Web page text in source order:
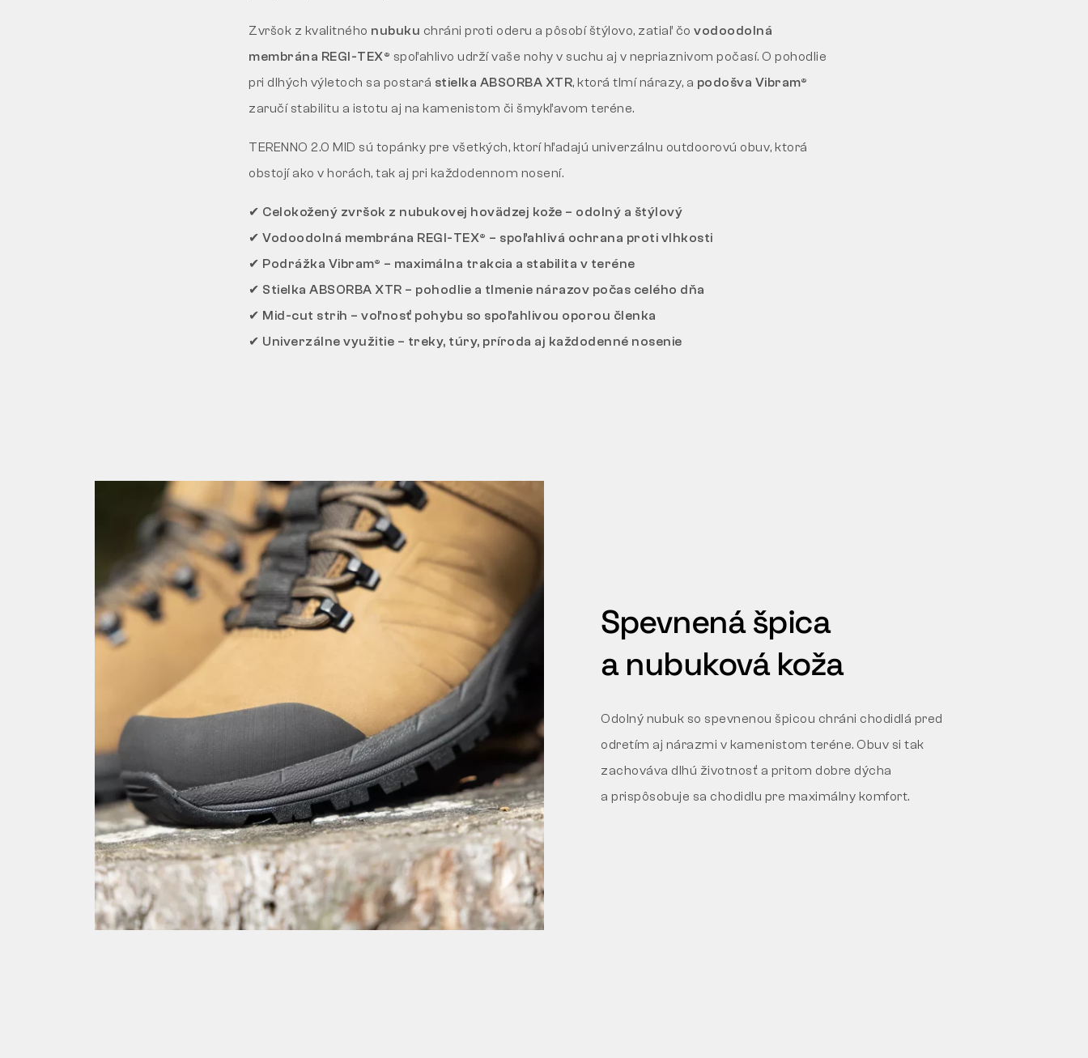
Zvršok z kvalitného nubuku chráni proti oderu a pôsobí štýlovo, zatiaľ čo vodoodolná
membrána REGI-TEX® spoľahlivo udrží vaše nohy v suchu aj v nepriaznivom počasí. O pohodlie
pri dlhých výletoch sa postará stielka ABSORBA XTR, ktorá tlmí nárazy, a podošva Vibram®
zaručí stabilitu a istotu aj na kamenistom či šmykľavom teréne.
TERENNO 2.0 MID sú topánky pre všetkých, ktorí hľadajú univerzálnu outdoorovú obuv, ktorá
obstojí ako v horách, tak aj pri každodennom nosení.
✔ Celokožený zvršok z nubukovej hovädzej kože – odolný a štýlový
✔ Vodoodolná membrána REGI-TEX® – spoľahlivá ochrana proti vlhkosti
✔ Podrážka Vibram® – maximálna trakcia a stabilita v teréne
✔ Stielka ABSORBA XTR – pohodlie a tlmenie nárazov počas celého dňa
✔ Mid-cut strih – voľnosť pohybu so spoľahlivou oporou členka
✔ Univerzálne využitie – treky, túry, príroda aj každodenné nosenie
Spevnená špica
a nubuková koža
Odolný nubuk so spevnenou špicou chráni chodidlá pred
odretím aj nárazmi v kamenistom teréne. Obuv si tak
zachováva dlhú životnosť a pritom dobre dýcha
a prispôsobuje sa chodidlu pre maximálny komfort.